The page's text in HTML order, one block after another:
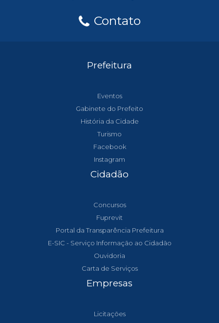
Contato
Prefeitura
Eventos
Gabinete do Prefeito
História da Cidade
Turismo
Facebook
Instagram
Cidadão
Concursos
Fuprevit
Portal da Transparência Prefeitura
E-SIC - Serviço Informação ao Cidadão
Ouvidoria
Carta de Serviços
Empresas
Licitações